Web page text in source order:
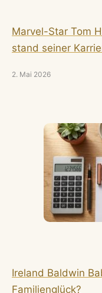
Marvel-Star Tom
stand seiner
2. Mai 2026
Ireland Baldwin
Familienglück?